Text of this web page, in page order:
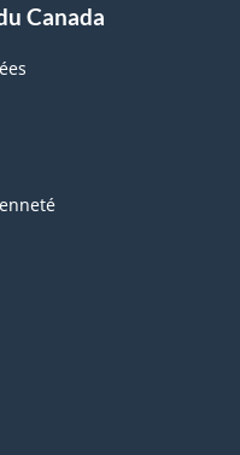
Canada